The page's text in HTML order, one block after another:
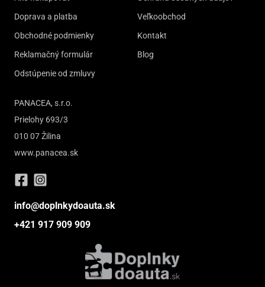
Doprava a platba
Obchodné podmienky
Reklamačný formulár
Odstúpenie od zmluvy
Veľkoobchod
Kontakt
Blog
PANACEA, s.r.o.
Prielohy 693/3
010 07 Žilina
www.panacea.sk
info@doplnkydoauta.sk
+421 917 909 909